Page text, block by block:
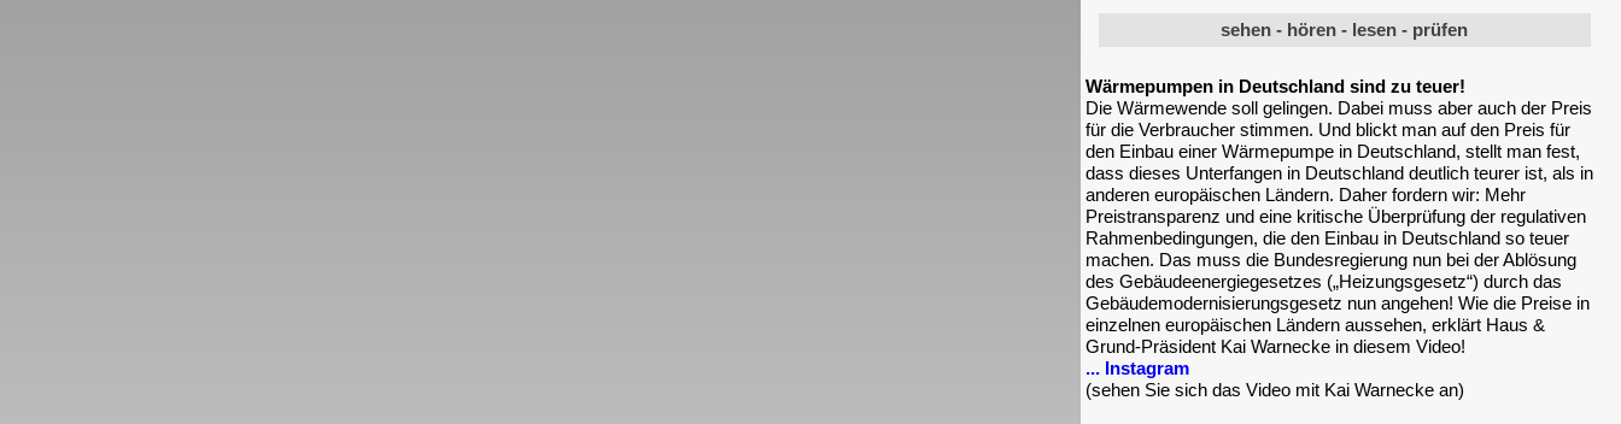
sehen - hören - lesen - prüfen
Wärmepumpen in Deutschland sind zu teuer!
Die Wärmewende soll gelingen. Dabei muss aber auch der Preis
für die Verbraucher stimmen. Und blickt man auf den Preis für
den Einbau einer Wärmepumpe in Deutschland, stellt man fest,
dass dieses Unterfangen in Deutschland deutlich teurer ist, als in
anderen europäischen Ländern. Daher fordern wir: Mehr
Preistransparenz und eine kritische Überprüfung der regulativen
Rahmenbedingungen, die den Einbau in Deutschland so teuer
machen. Das muss die Bundesregierung nun bei der Ablösung
des Gebäudeenergiegesetzes („Heizungsgesetz“) durch das
Gebäudemodernisierungsgesetz nun angehen! Wie die Preise in
einzelnen europäischen Ländern aussehen, erklärt Haus &
Grund-Präsident Kai Warnecke in diesem Video!
... Instagram
(sehen Sie sich das Video mit Kai Warnecke an)